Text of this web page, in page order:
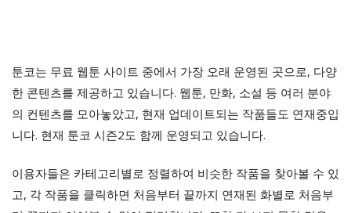
툰코는 무료 웹툰 사이트 중에서 가장 오래 운영된 곳으로, 다양
한 콘텐츠를 제공하고 있습니다. 웹툰, 만화, 소설 등 여러 분야
의 컨텐츠를 모아놓았고, 현재 업데이트되는 작품들도 연재중입
니다. 현재 툰코 시즌2도 함께 운영되고 있습니다.
이용자들은 카테고리별로 정렬하여 비슷한 작품을 찾아볼 수 있
고, 각 작품을 클릭하면 처음부터 끝까지 연재된 화별로 처음부